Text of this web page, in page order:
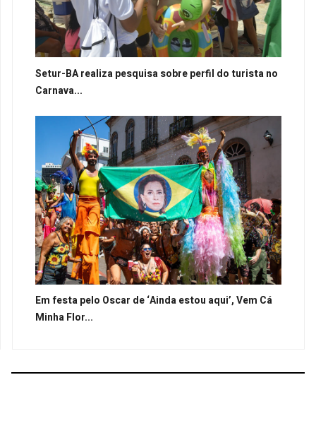
Setur-BA realiza pesquisa sobre perfil do turista no
Carnava...
Em festa pelo Oscar de ‘Ainda estou aqui’, Vem Cá
Minha Flor...